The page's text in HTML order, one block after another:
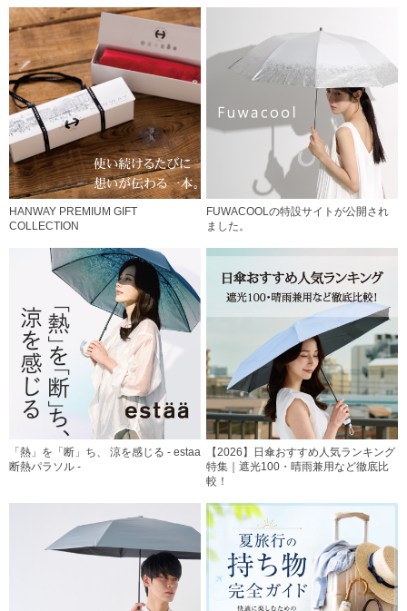
HANWAY PREMIUM GIFT
COLLECTION
FUWACOOLの特設サイトが公開され
ました。
「熱」を「断」ち、 涼を感じる - estaa
断熱パラソル -
【2026】日傘おすすめ人気ランキング
特集｜遮光100・晴雨兼用など徹底比
較！